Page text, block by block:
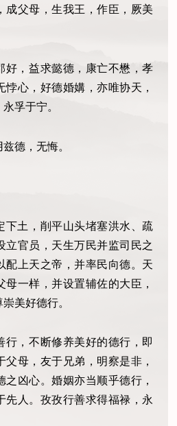
成父母，生我王，作臣，厥美
好，益求懿德，康亡不懋，孝
心，好德婚媾，亦唯协天，
孚于宁。
德，无悔。
下土，削平山头堵塞洪水、疏
立官员，天生万民并监司民之
配上天之帝，并率民向德。天
一样，并设置辅佐的大臣，
美好德行。
行，不断修养美好的德行，即
母，友于兄弟，明察是非，
之凶心。婚姻亦当顺乎德行，
先人。孜孜行善求得福禄，永